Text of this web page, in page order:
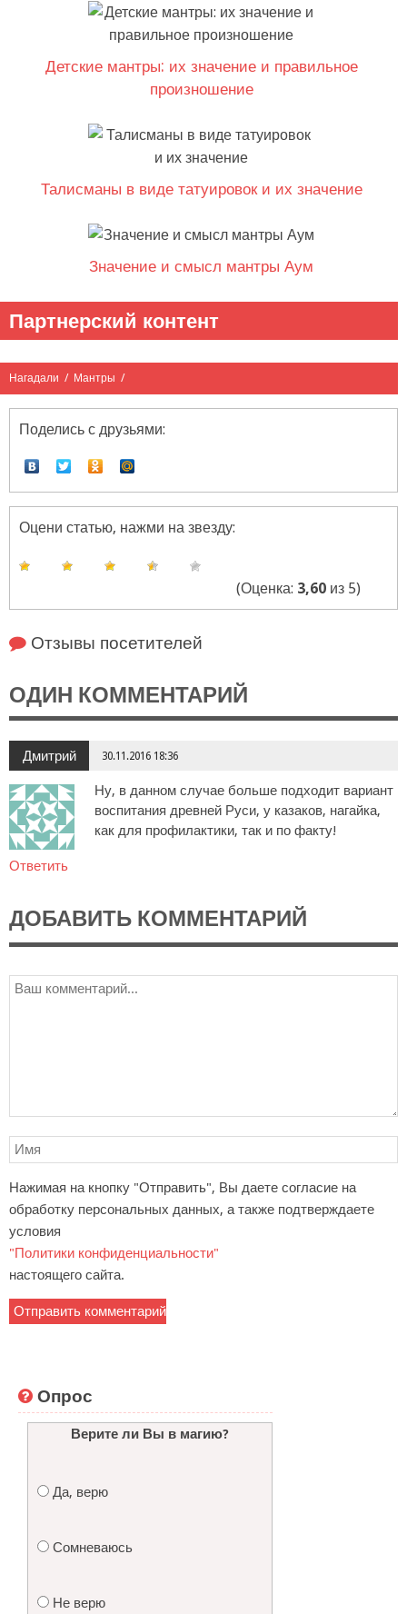
Детские мантры: их значение и правильное
произношение
Талисманы в виде татуировок и их значение
Значение и смысл мантры Аум
Партнерский контент
Нагадали / Мантры /
Поделись с друзьями:
Оцени статью, нажми на звезду:
(Оценка: 3,60 из 5)
Отзывы посетителей
ОДИН КОММЕНТАРИЙ
Дмитрий 30.11.2016 18:36
Ну, в данном случае больше подходит вариант
воспитания древней Руси, у казаков, нагайка,
как для профилактики, так и по факту!
Ответить
ДОБАВИТЬ КОММЕНТАРИЙ
Нажимая на кнопку "Отправить", Вы даете согласие на
обработку персональных данных, а также подтверждаете
условия
"Политики конфиденциальности"
настоящего сайта.
Опрос
Верите ли Вы в магию?
Да, верю
Сомневаюсь
Не верю